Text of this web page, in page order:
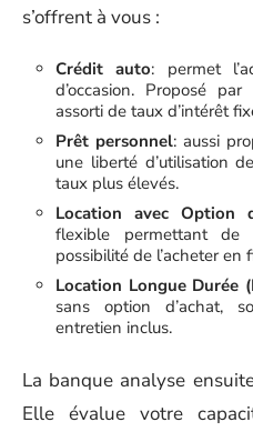
s’offrent à vous :
Crédit auto: permet
d’occasion. Proposé
assorti de taux d’intérêt
Prêt personnel: aussi
une liberté d’utilisation
taux plus élevés.
Location avec Option
flexible permettant
possibilité de l’acheter en
Location Longue Durée
sans option d’achat,
entretien inclus.
La banque analyse
Elle évalue votre